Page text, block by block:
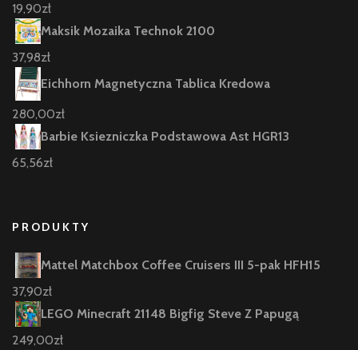
19,90zł
Maksik Mozaika Technok 2100
37,98zł
Eichhorn Magnetyczna Tablica Kredowa
280,00zł
Barbie Ksiezniczka Podstawowa Ast HGR13
65,56zł
PRODUKTY
Mattel Matchbox Coffee Cruisers III 5-pak HFH15
37,90zł
LEGO Minecraft 21148 Bigfig Steve Z Papugą
249,00zł